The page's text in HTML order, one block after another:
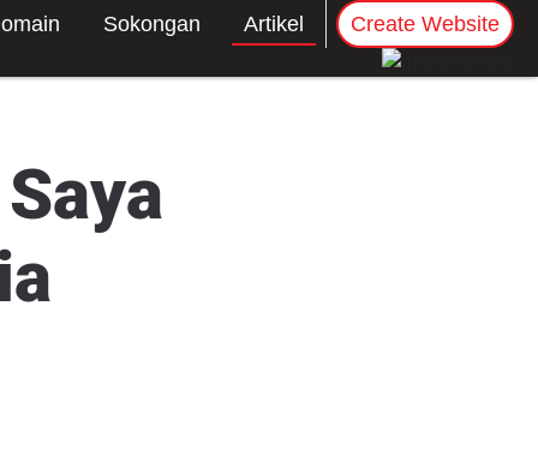
Sokongan Artikel Create Website